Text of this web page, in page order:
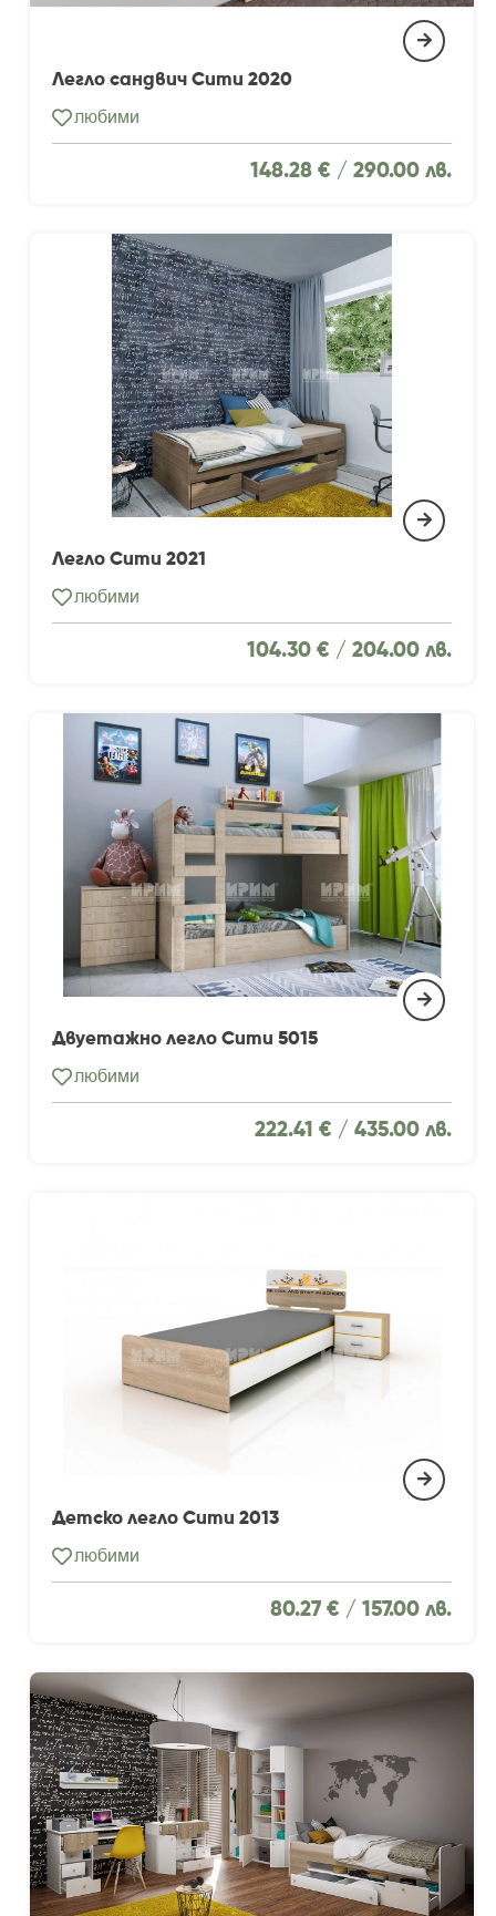
Легло сандвич Сити 2020
любими
148.28 € / 290.00 лв.
Легло Сити 2021
любими
104.30 € / 204.00 лв.
Двуетажно легло Сити 5015
любими
222.41 € / 435.00 лв.
Детско легло Сити 2013
любими
80.27 € / 157.00 лв.